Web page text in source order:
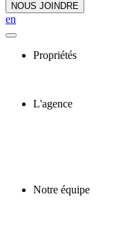
NOUS JOINDRE
en
Propriétés
L'agence
Notre équipe